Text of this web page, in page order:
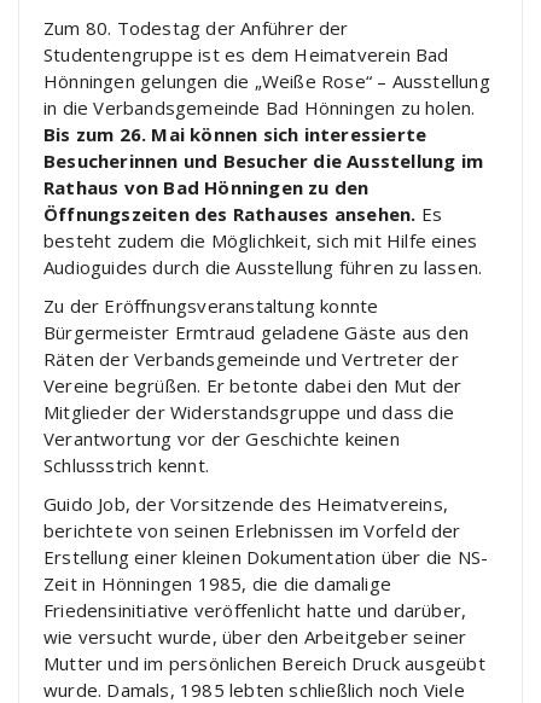
Zum 80. Todestag der Anführer der
Studentengruppe ist es dem Heimatverein Bad
Hönningen gelungen die „Weiße Rose“ – Ausstellung
in die Verbandsgemeinde Bad Hönningen zu holen.
Bis zum 26. Mai können sich interessierte
Besucherinnen und Besucher die Ausstellung im
Rathaus von Bad Hönningen zu den
Öffnungszeiten des Rathauses ansehen. Es
besteht zudem die Möglichkeit, sich mit Hilfe eines
Audioguides durch die Ausstellung führen zu lassen.
Zu der Eröffnungsveranstaltung konnte
Bürgermeister Ermtraud geladene Gäste aus den
Räten der Verbandsgemeinde und Vertreter der
Vereine begrüßen. Er betonte dabei den Mut der
Mitglieder der Widerstandsgruppe und dass die
Verantwortung vor der Geschichte keinen
Schlussstrich kennt.
Guido Job, der Vorsitzende des Heimatvereins,
berichtete von seinen Erlebnissen im Vorfeld der
Erstellung einer kleinen Dokumentation über die NS-
Zeit in Hönningen 1985, die die damalige
Friedensinitiative veröffenlicht hatte und darüber,
wie versucht wurde, über den Arbeitgeber seiner
Mutter und im persönlichen Bereich Druck ausgeübt
wurde. Damals, 1985 lebten schließlich noch Viele